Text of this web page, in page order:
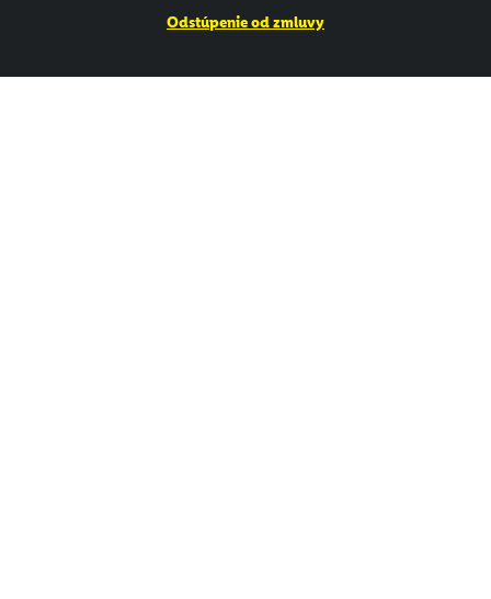
Odstúpenie od zmluvy